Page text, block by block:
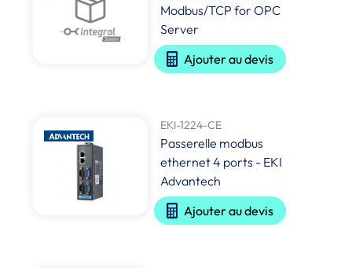
Modbus/TCP for OPC
Server
Ajouter au devis
EKI-1224-CE
Passerelle modbus
ethernet 4 ports - EKI
Advantech
Ajouter au devis